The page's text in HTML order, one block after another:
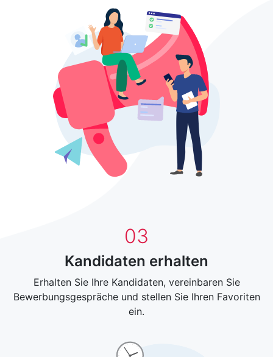
03
Kandidaten erhalten
Erhalten Sie Ihre Kandidaten, vereinbaren Sie
Bewerbungsgespräche und stellen Sie Ihren Favoriten
ein.